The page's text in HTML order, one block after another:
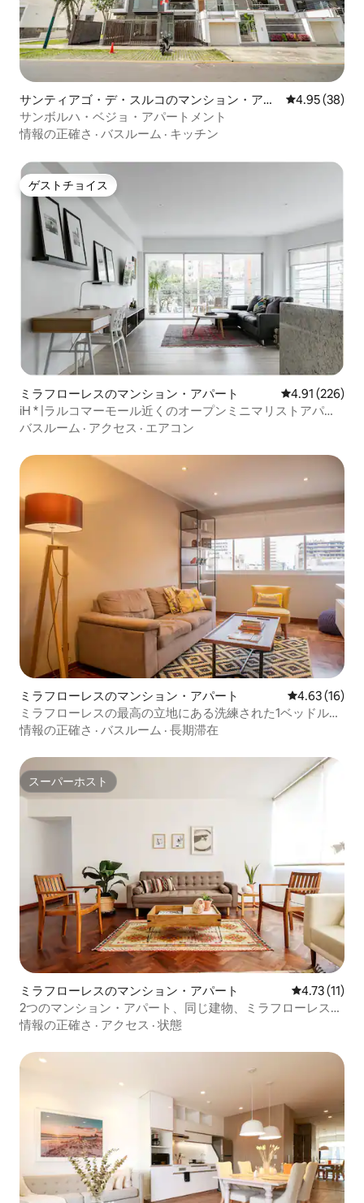
サンティアゴ・デ・スルコのマンション・アパ
ート
レビュー38
4.95 (38)
サンボルハ・ベジョ・アパートメント
情報の正確さ · バスルーム · キッチン
ゲストチョイス
ゲストチョイス
ミラフローレスのマンション・アパート レビュー226
4.91 (226)
iH * |ラルコマーモール近くのオープンミニマリストアパー
ト
バスルーム · アクセス · エアコン
ミラフローレスのマンション・アパート レビュー16
4.63 (16)
ミラフローレスの最高の立地にある洗練された1ベッドルー
ムの宿泊先
情報の正確さ · バスルーム · 長期滞在
スーパーホスト
スーパーホスト
ミラフローレスのマンション・アパート レビュー11
4.73 (11)
2つのマンション・アパート、同じ建物、ミラフローレスの
中心部
情報の正確さ · アクセス · 状態